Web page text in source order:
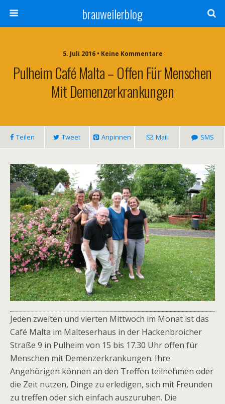
brauweilerblog
5. Juli 2016 • Keine Kommentare
Pulheim Café Malta – Offen Für Menschen
Mit Demenzerkrankungen
Teilen Tweet Anpinnen Mail SMS
Jeden zweiten und vierten Mittwoch im Monat ist das
Café Malta im Malteserhaus in der Hackenbroicher
Straße 9 in Pulheim von 15 bis 17.30 Uhr offen für
Menschen mit Demenzerkrankungen. Ihre
Angehörigen können an den Treffen teilnehmen oder
die Zeit nutzen, Dinge zu erledigen, sich mit Freunden
zu treffen oder sich einfach auszuruhen. Die